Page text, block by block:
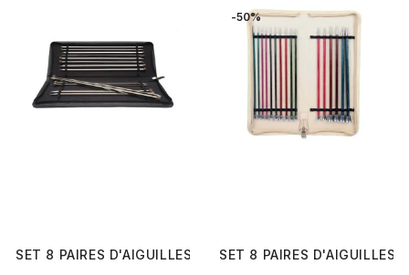
SET 8 PAIRES D'AIGUILLES À TRICOTER NOVA CUBICS 35
-50%
SET 8 PAIRES D'AIGUILLES